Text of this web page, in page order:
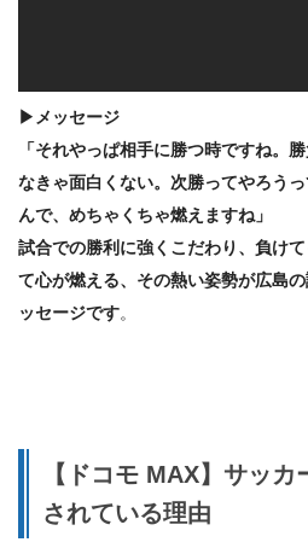
▶メッセージ
「それやっぱ相手に勝つ時ですね。
なきゃ面白くない。次勝ってやろう
んで、めちゃくちゃ燃えますね」
試合での勝利に強くこだわり、負け
て心が燃える、その熱い姿勢が広島
ッセージです。
【ドコモ MAX】サッ
されている理由